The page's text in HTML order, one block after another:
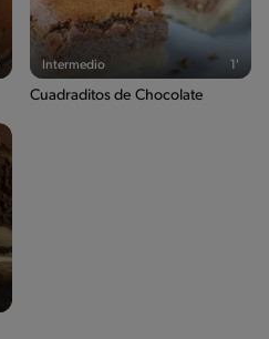
Intermedio 1'
Cuadraditos de Chocolate